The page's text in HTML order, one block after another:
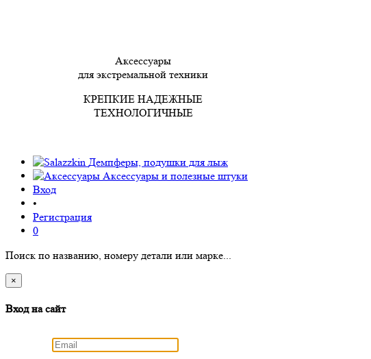
Аксессуары
для экстремальной техники
КРЕПКИЕ НАДЕЖНЫЕ
ТЕХНОЛОГИЧНЫЕ
Демпферы, подушки для лыж
Аксессуары и полезные штуки
Вход
•
Регистрация
0
Поиск по названию, номеру детали или марке...
×
Вход на сайт